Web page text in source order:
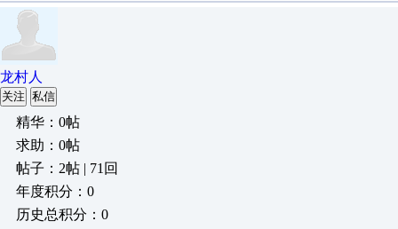
龙村人
关注 私信
精华：0帖
求助：0帖
帖子：2帖 | 71回
年度积分：0
历史总积分：0